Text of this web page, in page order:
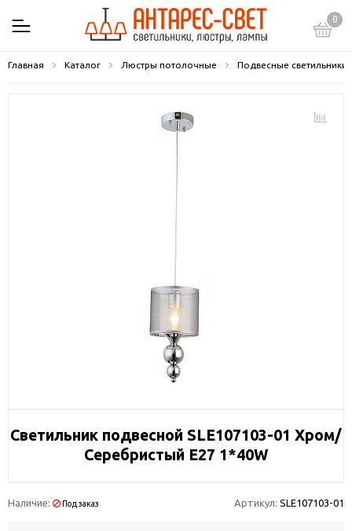
0
Главная Каталог Люстры потолочные Подвесные светильники
Светильник подвесной SLE107103-01 Хром/
Серебристый E27 1*40W
Наличие: Под заказ Артикул: SLE107103-01